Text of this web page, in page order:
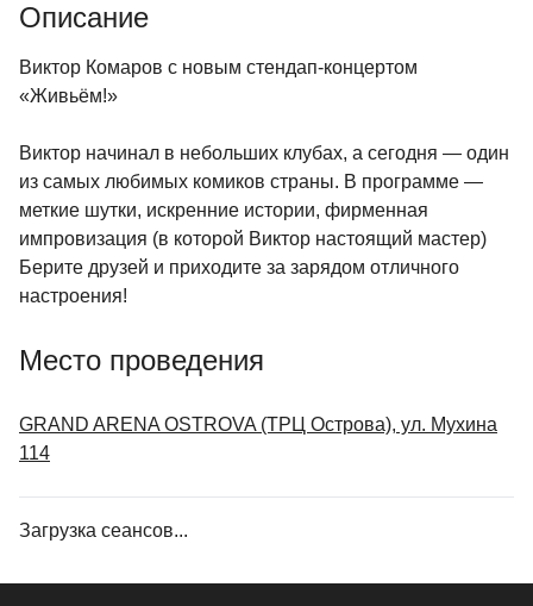
Описание
Виктор Комаров с новым стендап-концертом
«Живьём!»
Виктор начинал в небольших клубах, а сегодня — один
из самых любимых комиков страны. В программе —
меткие шутки, искренние истории, фирменная
импровизация (в которой Виктор настоящий мастер)
Берите друзей и приходите за зарядом отличного
настроения!
Место проведения
GRAND ARENA OSTROVA (ТРЦ Острова), ул. Мухина
114
Загрузка сеансов...